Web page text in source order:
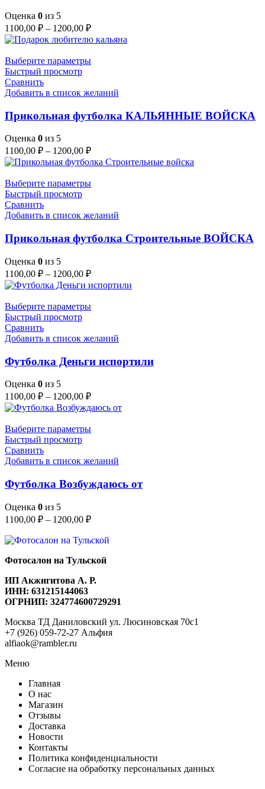
Оценка 0 из 5
1100,00 ₽ – 1200,00 ₽
Выберите параметры
Быстрый просмотр
Сравнить
Добавить в список желаний
Прикольная футболка КАЛЬЯННЫЕ ВОЙСКА
Оценка 0 из 5
1100,00 ₽ – 1200,00 ₽
Выберите параметры
Быстрый просмотр
Сравнить
Добавить в список желаний
Прикольная футболка Строительные ВОЙСКА
Оценка 0 из 5
1100,00 ₽ – 1200,00 ₽
Выберите параметры
Быстрый просмотр
Сравнить
Добавить в список желаний
Футболка Деньги испортили
Оценка 0 из 5
1100,00 ₽ – 1200,00 ₽
Выберите параметры
Быстрый просмотр
Сравнить
Добавить в список желаний
Футболка Возбуждаюсь от
Оценка 0 из 5
1100,00 ₽ – 1200,00 ₽
Фотосалон на Тульской
ИП Акжигитова А. Р.
ИНН: 631215144063
ОГРНИП: 324774600729291
Москва ТД Даниловский ул. Люсиновская 70с1
+7 (926) 059-72-27 Альфия
alfiaok@rambler.ru
Меню
Главная
О нас
Магазин
Отзывы
Доставка
Новости
Контакты
Политика конфиденциальности
Согласие на обработку персональных данных